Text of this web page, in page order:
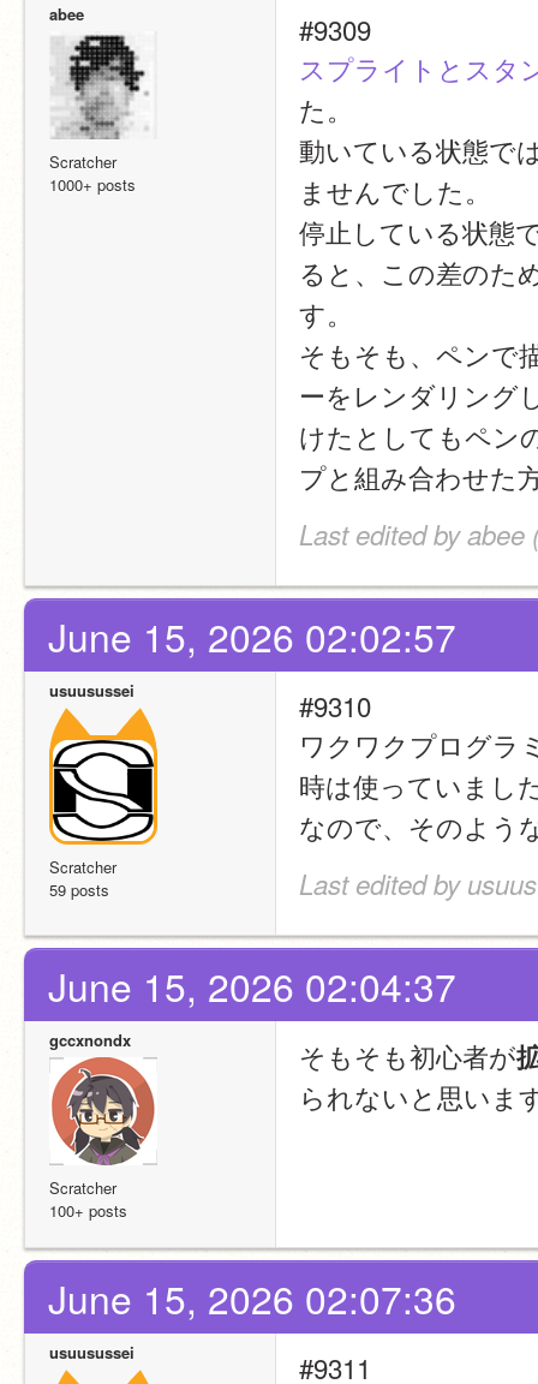
abee
Scratcher
1000+ posts
#9309
スプライトとスタ
た。
動いている状態で
ませんでした。
停止している状態
ると、この差のた
す。
そもそも、ペンで
ーをレンダリング
けたとしてもペン
プと組み合わせた
Last edited by abee
June 15, 2026 02:02:57
usuusussei
Scratcher
59 posts
#9310
ワクワクプログラ
時は使っていまし
なので、そのよう
Last edited by
June 15, 2026 02:04:37
gccxnondx
Scratcher
100+ posts
そもそも初心者が
られないと思いま
June 15, 2026 02:07:36
usuusussei
#9311